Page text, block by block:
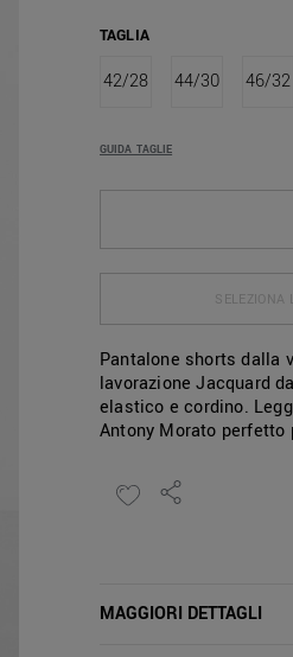
TAGLIA
42/28 44/30 46/32
GUIDA TAGLIE
SELEZIONA
Pantalone shorts dalla
lavorazione Jacquard
elastico e cordino.
Antony Morato perfetto
MAGGIORI DETTAGLI